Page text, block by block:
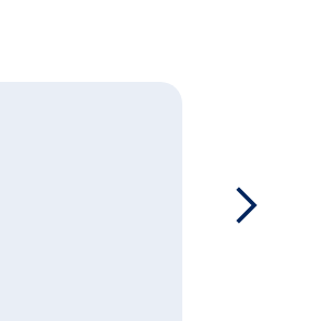
arrow_forward_ios